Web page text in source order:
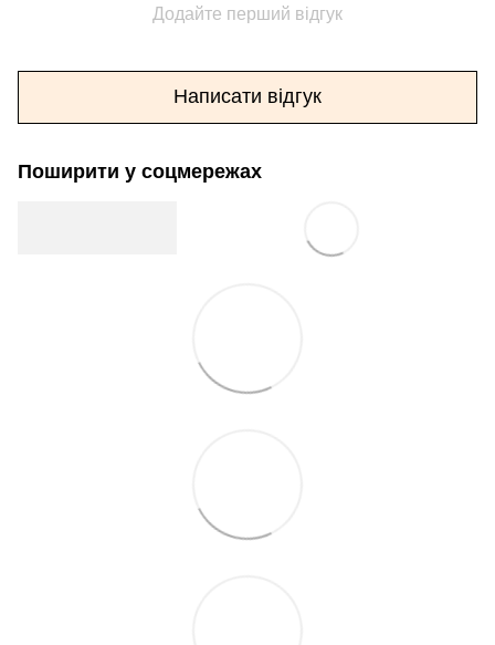
Додайте перший відгук
Написати відгук
Поширити у соцмережах